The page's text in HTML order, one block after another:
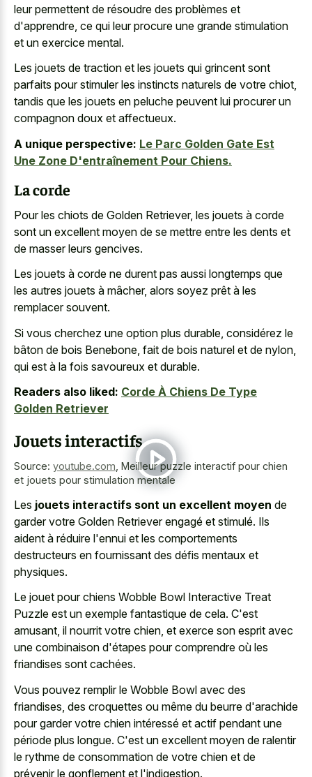
leur permettent de résoudre des problèmes et
d'apprendre, ce qui leur procure une grande stimulation
et un exercice mental.
Les jouets de traction et les jouets qui grincent sont
parfaits pour stimuler les instincts naturels de votre chiot,
tandis que les jouets en peluche peuvent lui procurer un
compagnon doux et affectueux.
A unique perspective: Le Parc Golden Gate Est
Une Zone D'entraînement Pour Chiens.
La corde
Pour les chiots de Golden Retriever, les jouets à corde
sont un excellent moyen de se mettre entre les dents et
de masser leurs gencives.
Les jouets à corde ne durent pas aussi longtemps que
les autres jouets à mâcher, alors soyez prêt à les
remplacer souvent.
Si vous cherchez une option plus durable, considérez le
bâton de bois Benebone, fait de bois naturel et de nylon,
qui est à la fois savoureux et durable.
Readers also liked: Corde À Chiens De Type
Golden Retriever
Jouets interactifs
Source: youtube.com Meilleur puzzle interactif pour chien
et jouets pour stimulation mentale
Les jouets interactifs sont un excellent moyen de
garder votre Golden Retriever engagé et stimulé. Ils
aident à réduire l'ennui et les comportements
destructeurs en fournissant des défis mentaux et
physiques.
Le jouet pour chiens Wobble Bowl Interactive Treat
Puzzle est un exemple fantastique de cela. C'est
amusant, il nourrit votre chien, et exerce son esprit avec
une combinaison d'étapes pour comprendre où les
friandises sont cachées.
Vous pouvez remplir le Wobble Bowl avec des
friandises, des croquettes ou même du beurre d'arachide
pour garder votre chien intéressé et actif pendant une
période plus longue. C'est un excellent moyen de ralentir
le rythme de consommation de votre chien et de
prévenir le gonflement et l'indigestion.